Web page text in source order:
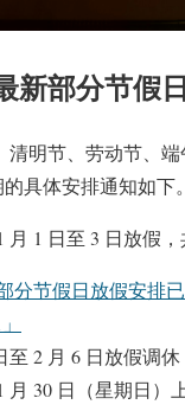
新部分节假
清明节、劳动节、
具体安排通知如下。
1 日至 3 日放假，
分节假日放假安排
2 月 6 日放假调休
30 日（星期日）上